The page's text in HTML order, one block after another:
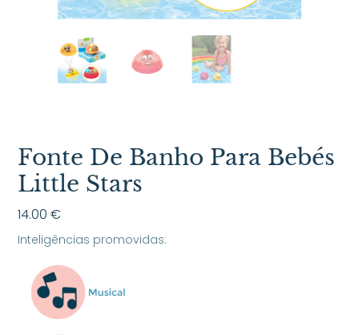
Fonte De Banho Para Bebés
Little Stars
14.00€
Inteligências promovidas: